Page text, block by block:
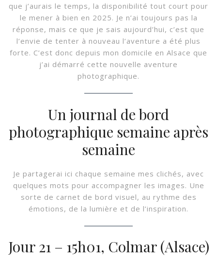
que j’aurais le temps, la disponibilité tout court pour
le mener à bien en 2025. Je n’ai toujours pas la
réponse, mais ce que je sais aujourd’hui, c’est que
l’envie de tenter à nouveau l’aventure a été plus
forte. C’est donc depuis mon domicile en Alsace que
j’ai démarré cette nouvelle aventure
photographique.
Un journal de bord
photographique semaine après
semaine
Je partagerai ici chaque semaine mes clichés, avec
quelques mots pour accompagner les images. Une
sorte de carnet de bord visuel, au rythme des
émotions, de la lumière et de l’inspiration.
Jour 21 – 15h01, Colmar (Alsace)